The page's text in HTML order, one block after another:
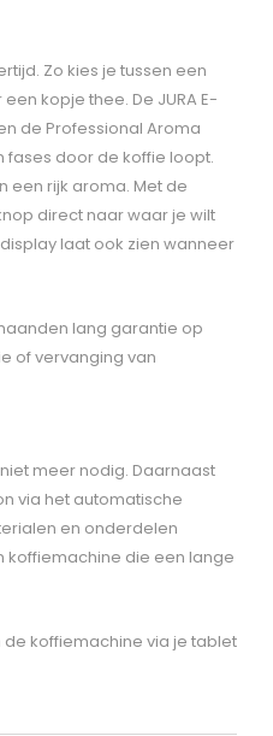
Zo kies je tussen een
kopje thee. De JURA E-
de Professional Aroma
fases door de koffie loopt.
een rijk aroma. Met de
direct naar waar je wilt
laat ook zien wanneer
lang garantie op
of vervanging van
meer nodig. Daarnaast
via het automatische
en onderdelen
koffiemachine die een lange
de koffiemachine via je tablet